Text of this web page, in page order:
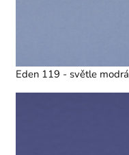
Eden 119 - světle modrá